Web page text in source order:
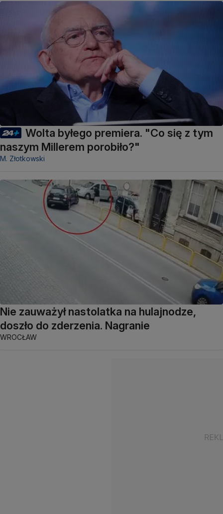
Wolta byłego premiera. "Co się z tym
naszym Millerem porobiło?"
M. Złotkowski
Nie zauważył nastolatka na hulajnodze,
doszło do zderzenia. Nagranie
WROCŁAW